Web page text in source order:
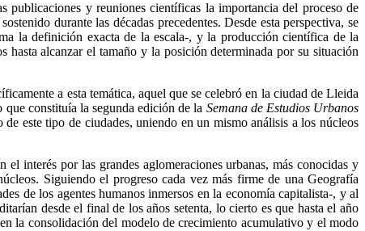
publicaciones y reuniones científicas la importancia del proceso de
durante las décadas precedentes. Desde esta perspectiva, se
la definición exacta de la escala-, y la producción científica de la
hasta alcanzar el tamaño y la posición determinada por su situación
a esta temática, aquel que se celebró en la ciudad de Lleida
constituía la segunda edición de la Semana de Estudios Urbanos
este tipo de ciudades, uniendo en un mismo análisis a los núcleos
interés por las grandes aglomeraciones urbanas, más conocidas y
Siguiendo el progreso cada vez más firme de una Geografía
de los agentes humanos inmersos en la economía capitalista-, y al
desde el final de los años setenta, lo cierto es que hasta el año
la consolidación del modelo de crecimiento acumulativo y el modo